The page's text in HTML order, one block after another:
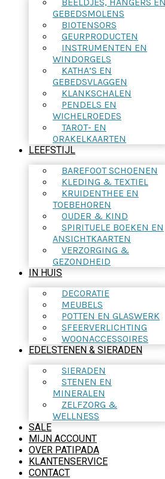
GEBEDSMOLENS
BIOTENSORS
GEURPRODUCTEN
INSTRUMENTEN EN
WINDORGELS
KATHA’S EN
GEBEDSVLAGGEN
KLANKSCHALEN
PENDELS EN
WICHELROEDES
TAROT- EN
ORAKELKAARTEN
LEEFSTIJL
BAREFOOT SCHOENEN
KLEDING & TEXTIEL
KRUIDENTHEE EN
TOEBEHOREN
OUDER & KIND
SPIRITUELE BOEKEN EN
ANSICHTKAARTEN
VERZORGING &
GEZONDHEID
IN HUIS
DECORATIE
MEUBELS
POTTEN EN GLASWERK
SFEERVERLICHTING
WOONACCESSOIRES
EDELSTENEN & SIERADEN
SIERADEN
STENEN EN
MINERALEN
ZELFZORG &
WELLNESS
SALE
MIJN ACCOUNT
OVER PATIPADA
KLANTENSERVICE
CONTACT